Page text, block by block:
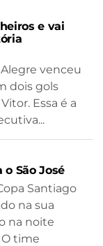
e vai
venceu
dois gols
Essa é a
São José
Santiago
na sua
na noite
O time